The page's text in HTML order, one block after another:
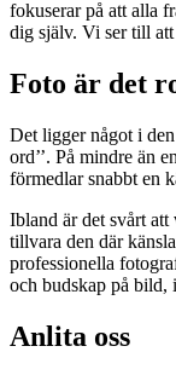
fokuserar på att alla
dig själv. Vi ser till
Foto är det
Det ligger något i den
ord’’. På mindre än
förmedlar snabbt en
Ibland är det svårt
tillvara den där
professionella
och budskap på bild,
Anlita oss